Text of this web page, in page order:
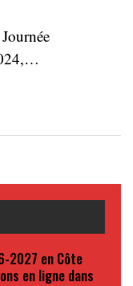
2027 en Côte
en ligne dans